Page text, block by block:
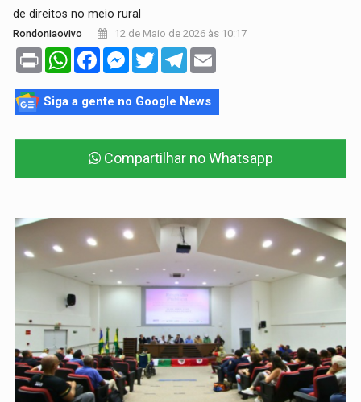
de direitos no meio rural
Rondoniaovivo 12 de Maio de 2026 às 10:17
Print WhatsAppFacebookMessenger
TwitterTelegram
Siga a gente no Google News
Compartilhar no Whatsapp